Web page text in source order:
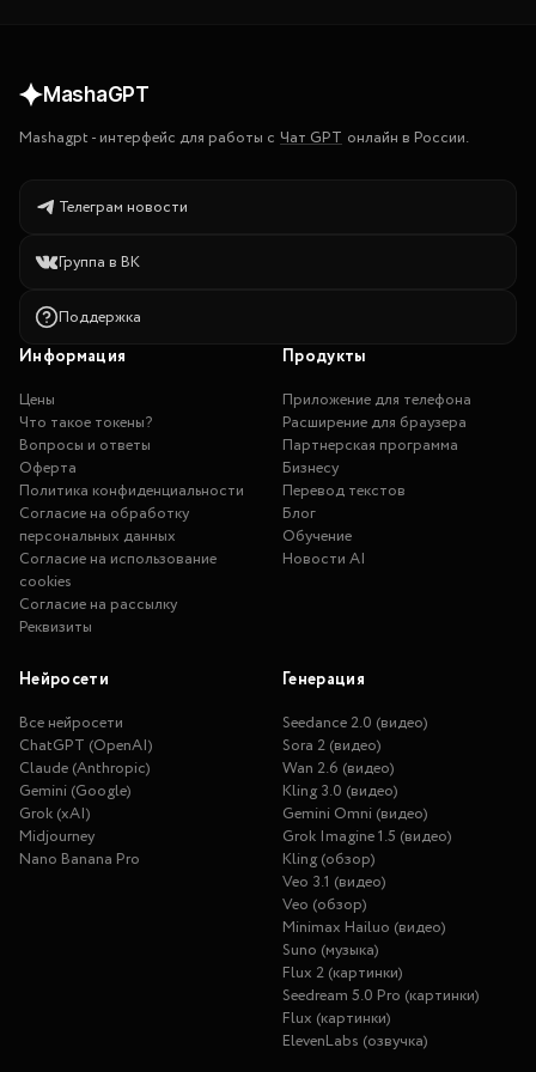
MashaGPT
Mashagpt - интерфейс для работы с Чат GPT онлайн в России.
Телеграм новости
Группа в ВК
Поддержка
Информация
Цены
Что такое токены?
Вопросы и ответы
Оферта
Политика конфиденциальности
Согласие на обработку
персональных данных
Согласие на использование
cookies
Согласие на рассылку
Реквизиты
Продукты
Приложение для телефона
Расширение для браузера
Партнерская программа
Бизнесу
Перевод текстов
Блог
Обучение
Новости AI
Нейросети
Все нейросети
ChatGPT (OpenAI)
Claude (Anthropic)
Gemini (Google)
Grok (xAI)
Midjourney
Nano Banana Pro
Генерация
Seedance 2.0 (видео)
Sora 2 (видео)
Wan 2.6 (видео)
Kling 3.0 (видео)
Gemini Omni (видео)
Grok Imagine 1.5 (видео)
Kling (обзор)
Veo 3.1 (видео)
Veo (обзор)
Minimax Hailuo (видео)
Suno (музыка)
Flux 2 (картинки)
Seedream 5.0 Pro (картинки)
Flux (картинки)
ElevenLabs (озвучка)